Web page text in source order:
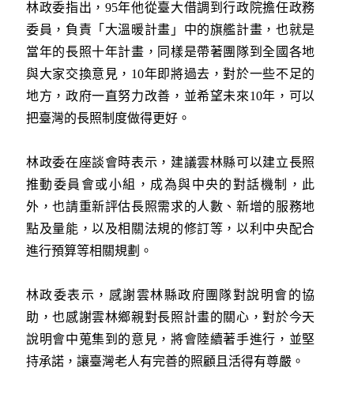
林政委指出，95年他從臺大借調到行政院擔任政務
委員，負責「大溫暖計畫」中的旗艦計畫，也就是
當年的長照十年計畫，同樣是帶著團隊到全國各地
與大家交換意見，10年即將過去，對於一些不足的
地方，政府一直努力改善，並希望未來10年，可以
把臺灣的長照制度做得更好。
林政委在座談會時表示，建議雲林縣可以建立長照
推動委員會或小組，成為與中央的對話機制，此
外，也請重新評估長照需求的人數、新增的服務地
點及量能，以及相關法規的修訂等，以利中央配合
進行預算等相關規劃。
林政委表示，感謝雲林縣政府團隊對說明會的協
助，也感謝雲林鄉親對長照計畫的關心，對於今天
說明會中蒐集到的意見，將會陸續著手進行，並堅
持承諾，讓臺灣老人有完善的照顧且活得有尊嚴。